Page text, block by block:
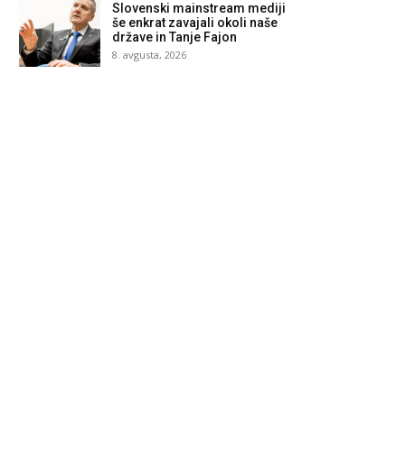
Slovenski mainstream mediji
še enkrat zavajali okoli naše
države in Tanje Fajon
8. avgusta, 2026